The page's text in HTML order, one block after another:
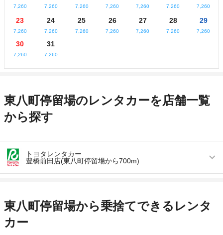
7,260 7,260 7,260 7,260 7,260 7,260 7,260
23
7,260
24
7,260
25
7,260
26
7,260
27
7,260
28
7,260
29
7,260
30
7,260
31
7,260
東八町停留場のレンタカーを店舗一覧
から探す
トヨタレンタカー
豊橋前田店(東八町停留場から700m)
アクセス 前田2丁目バス停より徒歩で約1分（送迎なし）
住所
東八町停留場から乗捨てできるレンタ
カー